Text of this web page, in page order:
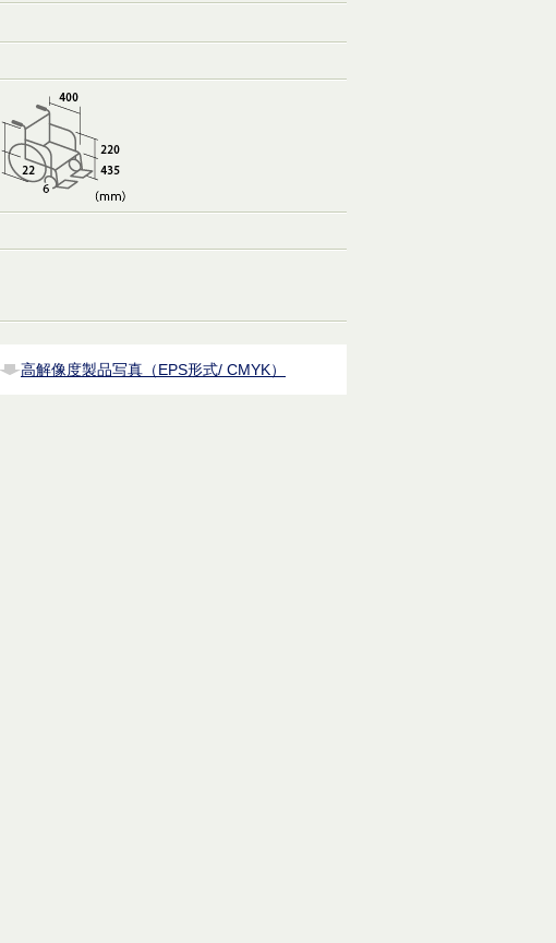
高解像度製品写真（EPS形式/ CMYK）